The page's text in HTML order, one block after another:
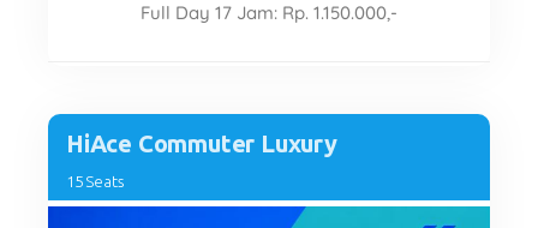
Full Day 17 Jam: Rp. 1.150.000,-
HiAce Commuter Luxury
15 Seats